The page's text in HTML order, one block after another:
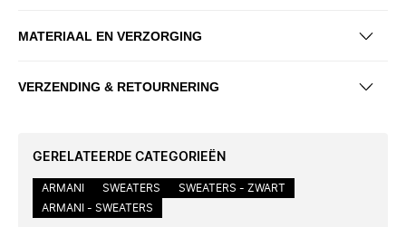
MATERIAAL EN VERZORGING
VERZENDING & RETOURNERING
GERELATEERDE CATEGORIEËN
ARMANI SWEATERS
SWEATERS - ZWART
ARMANI - SWEATERS